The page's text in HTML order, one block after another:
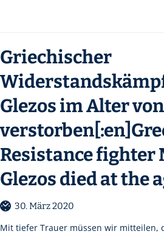
Griechischer
Glezos im Alter
Resistance fighter
Glezos died at the
30. März 2020
Mit tiefer Trauer müssen wir mitteilen,